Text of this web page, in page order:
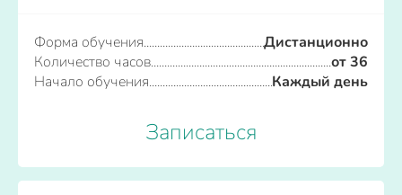
Форма обучения
Дистанционно
Количество часов
от 36
Начало обучения
Каждый день
Записаться